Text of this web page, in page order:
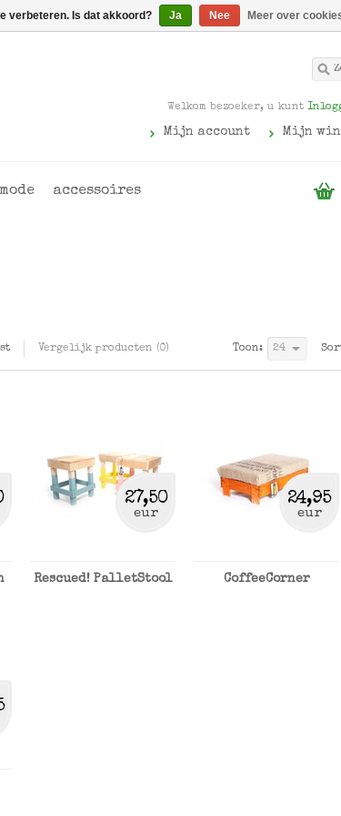
Welkom bezoeker, u kunt
Mijn account Mijn
mode accessoires
Vergelijk producten (0) Toon: 24
27,50
eur
Rescued! PalletStool
24,95
eur
CoffeeCorner
verbeteren. Is dat akkoord? Ja Nee Meer over